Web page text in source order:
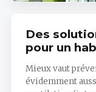
Des
pour un
Mieux vaut
évidemment